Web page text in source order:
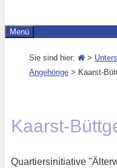
Menü
Sie sind hier: >
Angehörige > Kaarst-
Kaarst-
Quartiersinitiative